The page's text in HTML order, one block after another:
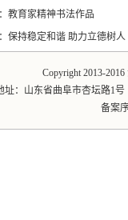
教育家精神书法作品
保持稳定和谐 助力立德树人
Copyright 2013-
址：山东省曲阜市杏坛路1
备案